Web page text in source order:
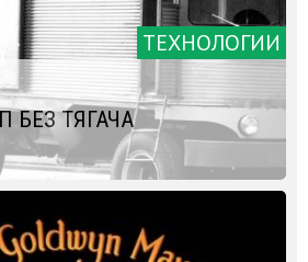
ТЕХНОЛОГИИ
БЕЗ ТЯГАЧА